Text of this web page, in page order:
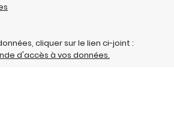
cliquer sur le lien ci-joint :
d'accès à vos données.